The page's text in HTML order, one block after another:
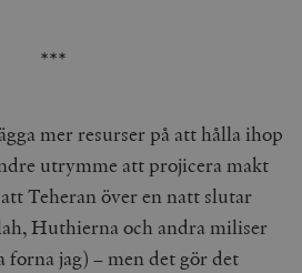
***
mer resurser på att hålla ihop
utrymme att projicera makt
Teheran över en natt slutar
Huthierna och andra miliser
forna jag) – men det gör det